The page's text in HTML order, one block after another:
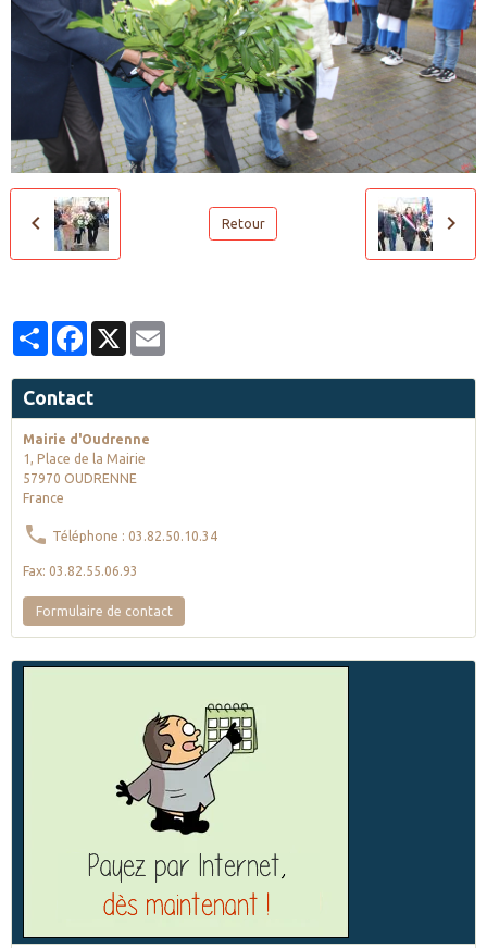
Retour
PartagerFacebook
X
Contact
Mairie d'Oudrenne
1, Place de la Mairie
57970 OUDRENNE
France
Téléphone : 03.82.50.10.34
Fax: 03.82.55.06.93
Formulaire de contact